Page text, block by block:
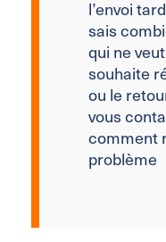
l’envoi
sais
qui ne
souhaite
ou le
vous
comment
problème